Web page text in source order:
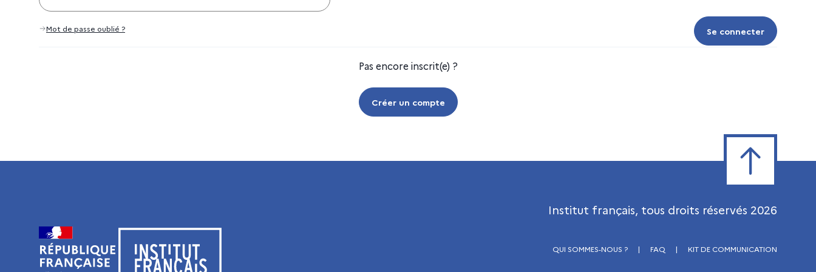
Se connecter
Se connecter
Mot de passe oublié ?
Pas encore inscrit(e) ?
Créer un compte
Visiter le site de l’Institut français
Institut français, tous droits réservés 2026
QUI SOMMES-NOUS ? | FAQ | KIT DE COMMUNICATION